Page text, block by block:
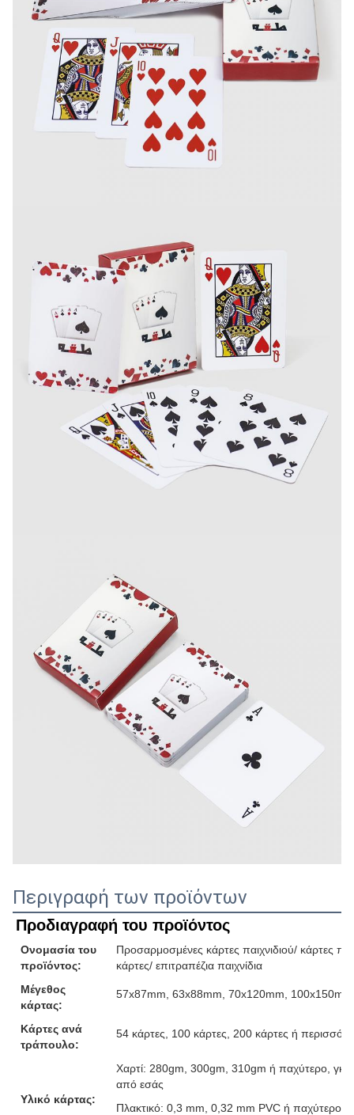
Περιγραφή των προϊόντων
Προδιαγραφή του προϊόντος
Ονομασία του
προϊόντος:
Προσαρμοσμένες κάρτες παιχνιδιού/ κάρτες
κάρτες/ επιτραπέζια παιχνίδια
Μέγεθος
κάρτας:
57x87mm, 63x88mm, 70x120mm,
Κάρτες ανά
τράπουλο:
54 κάρτες, 100 κάρτες, 200 κάρτες ή
Υλικό κάρτας:
Χαρτί: 280gm, 300gm, 310gm ή παχύτερο,
από εσάς
Πλακτικό: 0,3 mm, 0,32 mm PVC ή παχύτερο